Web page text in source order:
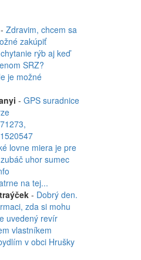
- Zdravim, chcem sa
zakúpiť
rýb aj keď
SRZ?
je možné
- GPS suradnice
lovne miera je pre
uhor sumec
na tej...
- Dobrý den.
zda si mohu
uvedený revír
vlastníkem
v obci Hrušky